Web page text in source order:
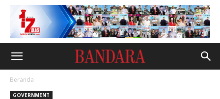
Beranda
GOVERNMENT